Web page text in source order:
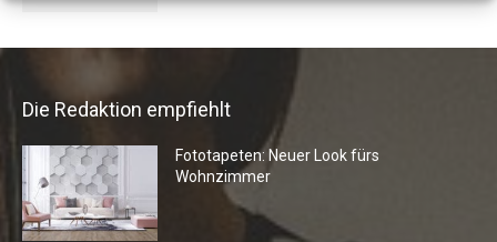
Die Redaktion empfiehlt
Fototapeten: Neuer Look fürs
Wohnzimmer